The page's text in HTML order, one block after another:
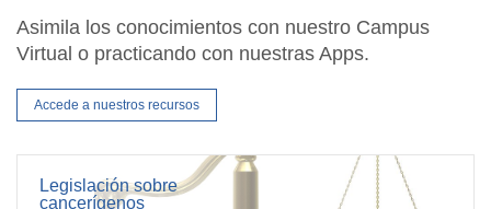
Asimila los conocimientos con nuestro Campus
Virtual o practicando con nuestras Apps.
Accede a nuestros recursos
Legislación sobre
cancerígenos